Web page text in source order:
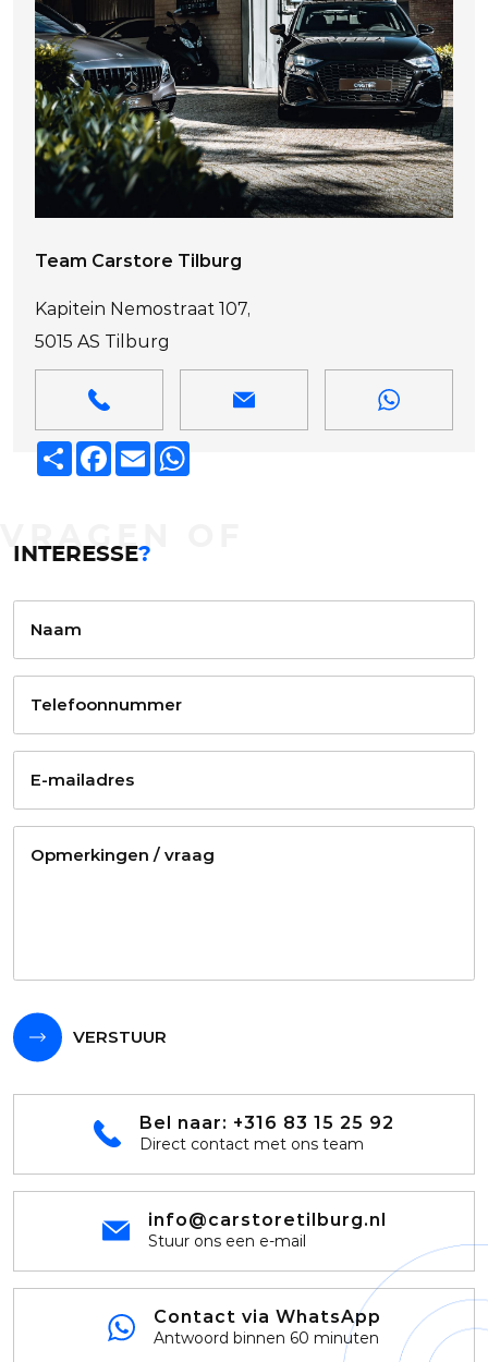
Team Carstore Tilburg
Kapitein Nemostraat 107,
5015 AS Tilburg
Deel Facebook
Email
INTERESSE?
VERSTUUR
Bel naar: +316 83 15 25 92
Direct contact met ons team
info@carstoretilburg.nl
Stuur ons een e-mail
Contact via WhatsApp
Antwoord binnen 60 minuten